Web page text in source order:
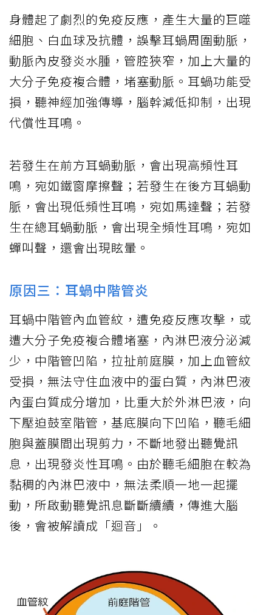
身體起了劇烈的免疫反應，產生大量的巨噬
細胞、白血球及抗體，誤擊耳蝸周圍動脈，
動脈內皮發炎水腫，管腔狹窄，加上大量的
大分子免疫複合體，堵塞動脈。耳蝸功能受
損，聽神經加強傳導，腦幹減低抑制，出現
代償性耳鳴。
若發生在前方耳蝸動脈，會出現高頻性耳
鳴，宛如鐵窗摩擦聲；若發生在後方耳蝸動
脈，會出現低頻性耳鳴，宛如馬達聲；若發
生在總耳蝸動脈，會出現全頻性耳鳴，宛如
蟬叫聲，還會出現眩暈。
原因三：耳蝸中階管炎
耳蝸中階管內血管紋，遭免疫反應攻擊，或
遭大分子免疫複合體堵塞，內淋巴液分泌減
少，中階管凹陷，拉扯前庭膜，加上血管紋
受損，無法守住血液中的蛋白質，內淋巴液
內蛋白質成分增加，比重大於外淋巴液，向
下壓迫鼓室階管，基底膜向下凹陷，聽毛細
胞與蓋膜間出現剪力，不斷地發出聽覺訊
息，出現發炎性耳鳴。由於聽毛細胞在較為
黏稠的內淋巴液中，無法柔順一地一起擺
動，所啟動聽覺訊息斷斷續續，傳進大腦
後，會被解讀成「迴音」。